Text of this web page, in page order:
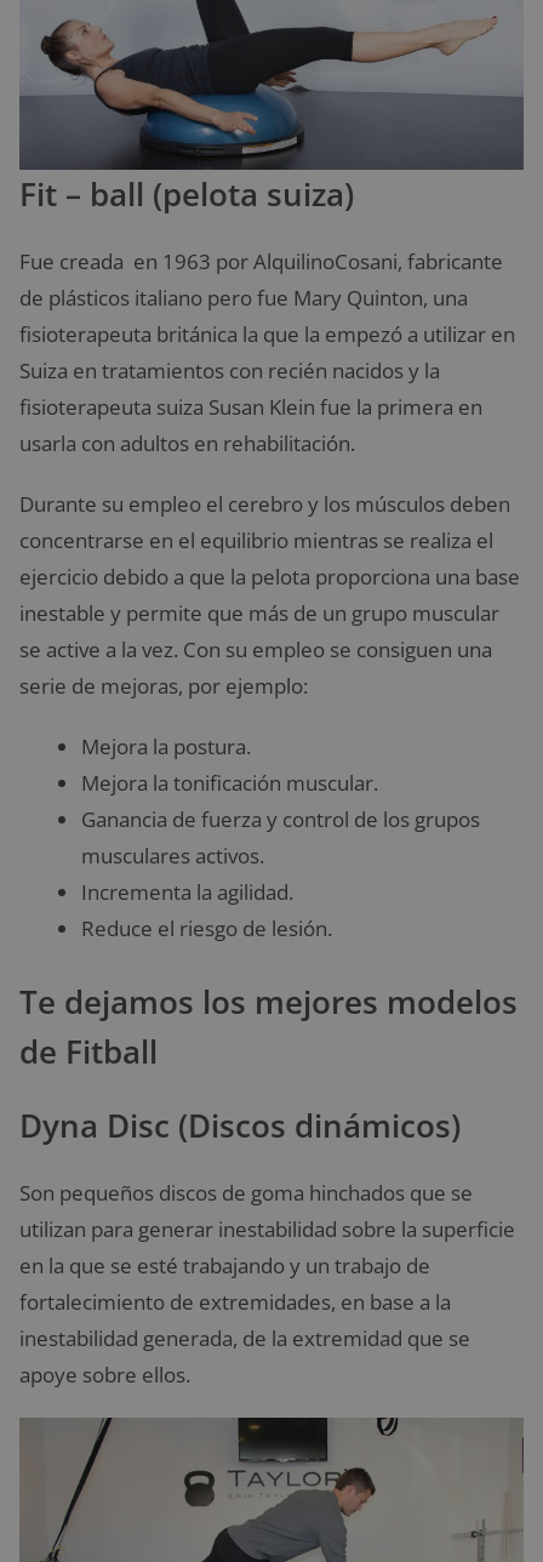
Fit – ball (pelota suiza)
Fue creada en 1963 por AlquilinoCosani, fabricante
de plásticos italiano pero fue Mary Quinton, una
fisioterapeuta británica la que la empezó a utilizar en
Suiza en tratamientos con recién nacidos y la
fisioterapeuta suiza Susan Klein fue la primera en
usarla con adultos en rehabilitación.
Durante su empleo el cerebro y los músculos deben
concentrarse en el equilibrio mientras se realiza el
ejercicio debido a que la pelota proporciona una base
inestable y permite que más de un grupo muscular
se active a la vez. Con su empleo se consiguen una
serie de mejoras, por ejemplo:
Mejora la postura.
Mejora la tonificación muscular.
Ganancia de fuerza y control de los grupos
musculares activos.
Incrementa la agilidad.
Reduce el riesgo de lesión.
Te dejamos los mejores modelos
de Fitball
Dyna Disc (Discos dinámicos)
Son pequeños discos de goma hinchados que se
utilizan para generar inestabilidad sobre la superficie
en la que se esté trabajando y un trabajo de
fortalecimiento de extremidades, en base a la
inestabilidad generada, de la extremidad que se
apoye sobre ellos.